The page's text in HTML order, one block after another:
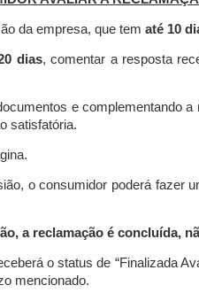
da empresa, que tem até 10
dias, comentar a resposta
e complementando
satisfatória.
o consumidor poderá fazer
a reclamação é concluída,
o status de “Finalizada
mencionado.